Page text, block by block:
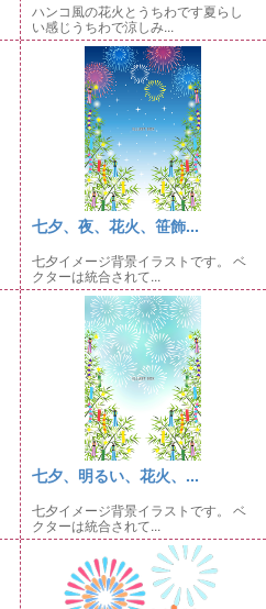
ハンコ風の花火とうちわです夏らし
い感じうちわで涼しみ...
七夕、夜、花火、笹飾...
七夕イメージ背景イラストです。 ベ
クターは統合されて...
七夕、明るい、花火、...
七夕イメージ背景イラストです。 ベ
クターは統合されて...